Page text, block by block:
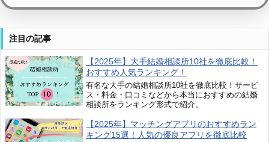
注目の記事
【2025年】大手結婚相談所10社を徹底比較！
おすすめ人気ランキング！
有名な大手の結婚相談所10社を徹底比較！サービ
ス・料金・口コミなどから本当におすすめの結婚
相談所をランキング形式で紹介。
【2025年】マッチングアプリのおすすめラン
キング15選！人気の優良アプリを徹底比較